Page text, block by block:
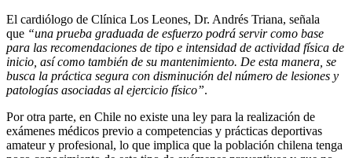
El cardiólogo de Clínica Los Leones, Dr. Andrés Triana, señala
que “una prueba graduada de esfuerzo podrá servir como base
para las recomendaciones de tipo e intensidad de actividad física de
inicio, así como también de su mantenimiento. De esta manera, se
busca la práctica segura con disminución del número de lesiones y
patologías asociadas al ejercicio físico”.
Por otra parte, en Chile no existe una ley para la realización de
exámenes médicos previo a competencias y prácticas deportivas
amateur y profesional, lo que implica que la población chilena tenga